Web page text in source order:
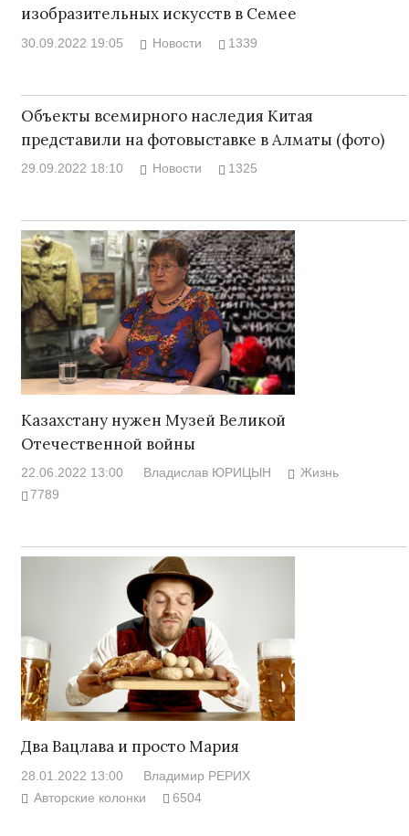
изобразительных искусств в Семее
30.09.2022 19:05 Новости 1339
Объекты всемирного наследия Китая
представили на фотовыставке в Алматы (фото)
29.09.2022 18:10 Новости 1325
Казахстану нужен Музей Великой
Отечественной войны
22.06.2022 13:00 Владислав ЮРИЦЫН
Жизнь
7789
Два Вацлава и просто Мария
28.01.2022 13:00
Владимир РЕРИХ
Авторские колонки
6504